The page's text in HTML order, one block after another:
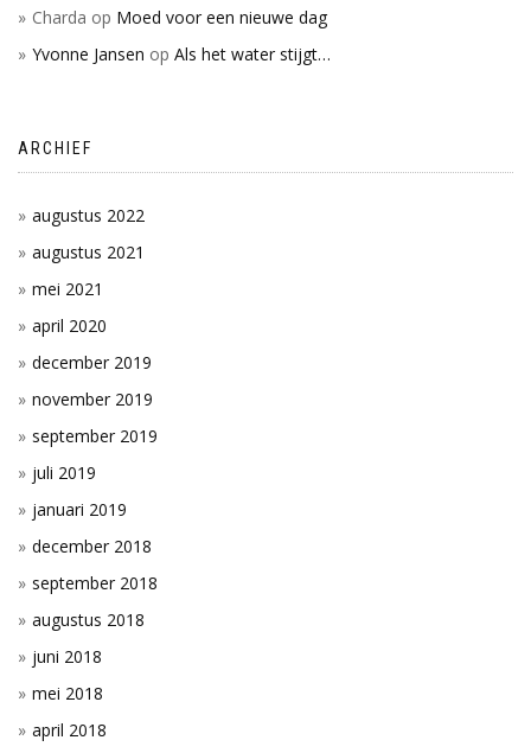
Charda op Moed voor een nieuwe dag
Yvonne Jansen op Als het water stijgt…
ARCHIEF
augustus 2022
augustus 2021
mei 2021
april 2020
december 2019
november 2019
september 2019
juli 2019
januari 2019
december 2018
september 2018
augustus 2018
juni 2018
mei 2018
april 2018